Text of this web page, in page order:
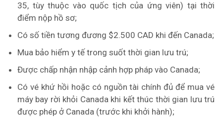
35, tùy thuộc vào quốc tịch của ứng viên) tại thời
điểm nộp hồ sơ;
Có số tiền tương đương $2.500 CAD khi đến Canada;
Mua bảo hiểm y tế trong suốt thời gian lưu trú;
Được chấp nhận nhập cảnh hợp pháp vào Canada;
Có vé khứ hồi hoặc có nguồn tài chính đủ để mua vé
máy bay rời khỏi Canada khi kết thúc thời gian lưu trú
được phép ở Canada (trước khi khởi hành);